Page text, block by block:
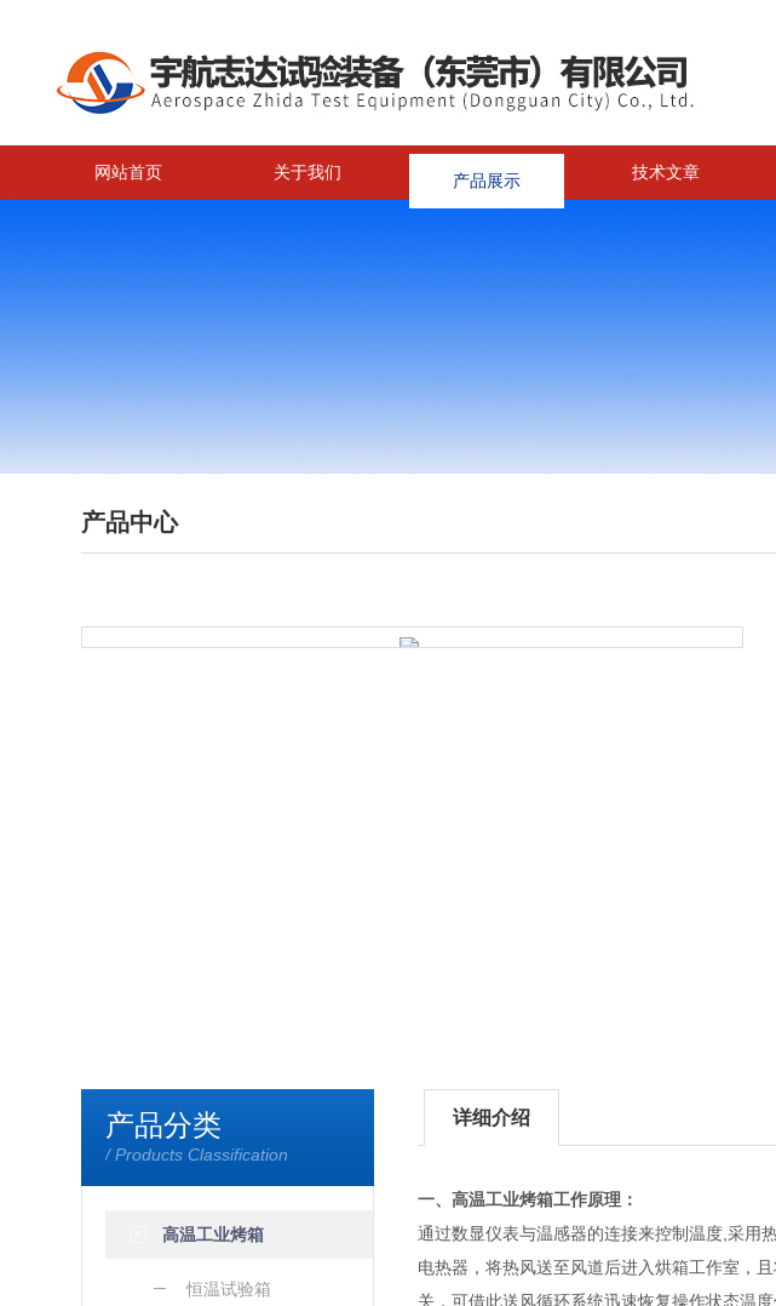
网站首页 关于我们 产品展示 技术文章
产品中心
产品分类
/ Products Classification
高温工业烤箱
恒温试验箱
详细介绍
一、高温工业烤箱工作原理：
通过数显仪表与温感器的连接来控制温度,采用
电热器，将热风送至风道后进入烘箱工作室，
关，可借此送风循环系统迅速恢复操作状态温度